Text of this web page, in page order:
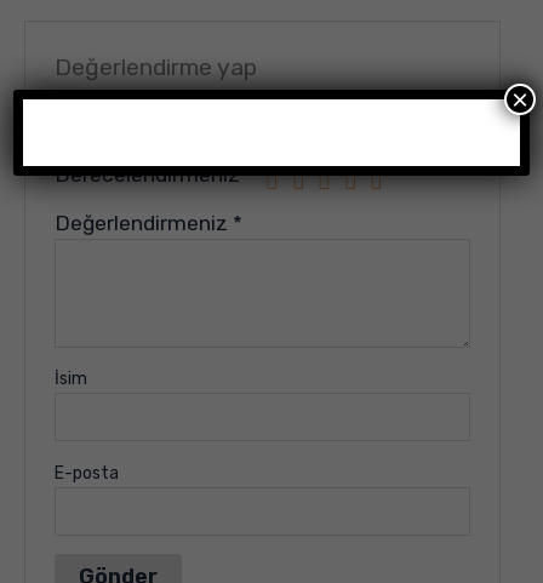
Değerlendirme yap
E-posta adresiniz yayınlanmayacak. Gerekli alanlar
Derecelendirmeniz*
Değerlendirmeniz *
İsim
E-posta
×